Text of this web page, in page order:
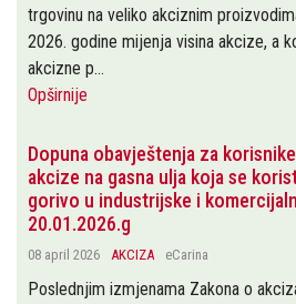
trgovinu na veliko akciznim
2026. godine mijenja visina akcize, a
akcizne p...
Opširnije
Dopuna obavještenja za
akcize na gasna ulja koja se
gorivo u industrijske i
20.01.2026.g
08 april 2026 AKCIZA eCarina
Poslednjim izmjenama Zakona o